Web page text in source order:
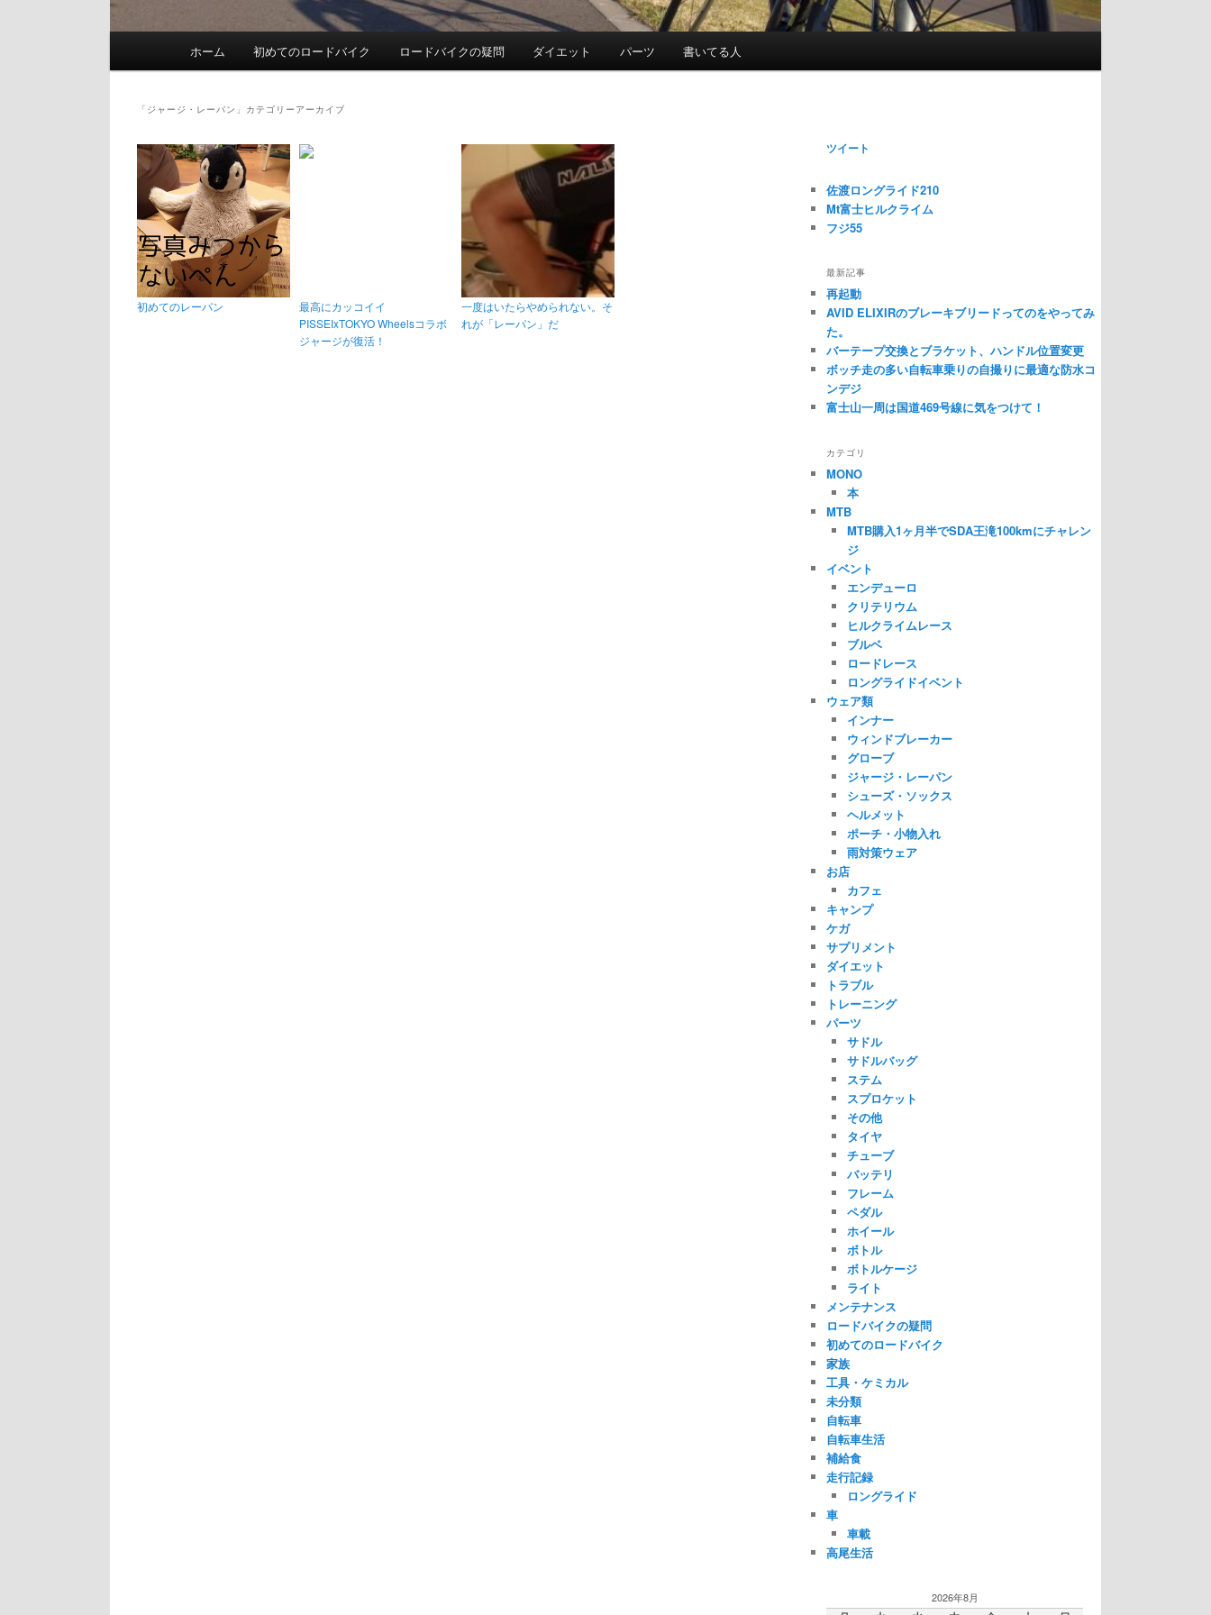
ホーム 初めてのロードバイク ロードバイクの疑問 ダイエット パーツ 書いてる人
「 ジャージ・レーパン 」カテゴリーアーカイブ
初めてのレーパン
最高にカッコイイ
PISSEIxTOKYO Wheelsコラボ
ジャージが復活！
一度はいたらやめられない。そ
れが「レーパン」だ
ツイート
佐渡ロングライド210
Mt富士ヒルクライム
フジ55
最新記事
再起動
AVID ELIXIRのブレーキブリードってのをやってみ
た。
バーテープ交換とブラケット、ハンドル位置変更
ボッチ走の多い自転車乗りの自撮りに最適な防水コ
ンデジ
富士山一周は国道469号線に気をつけて！
カテゴリ
MONO
本
MTB
MTB購入1ヶ月半でSDA王滝100kmにチャレン
ジ
イベント
エンデューロ
クリテリウム
ヒルクライムレース
ブルベ
ロードレース
ロングライドイベント
ウェア類
インナー
ウィンドブレーカー
グローブ
ジャージ・レーパン
シューズ・ソックス
ヘルメット
ポーチ・小物入れ
雨対策ウェア
お店
カフェ
キャンプ
ケガ
サプリメント
ダイエット
トラブル
トレーニング
パーツ
サドル
サドルバッグ
ステム
スプロケット
その他
タイヤ
チューブ
バッテリ
フレーム
ペダル
ホイール
ボトル
ボトルケージ
ライト
メンテナンス
ロードバイクの疑問
初めてのロードバイク
家族
工具・ケミカル
未分類
自転車
自転車生活
補給食
走行記録
ロングライド
車
車載
高尾生活
2026年8月